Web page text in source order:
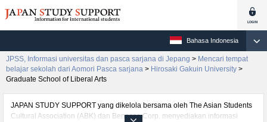
Bahasa Indonesia
JPSS, Informasi universitas dan pasca sarjana di Jepang > Mencari tempat
belajar sekolah dari Aomori Pasca sarjana > Hirosaki Gakuin University >
Graduate School of Liberal Arts
JAPAN STUDY SUPPORT yang dikelola bersama oleh The Asian Students
Cultural Association (ABK) dan Benesse Corp. menyediakan informasi